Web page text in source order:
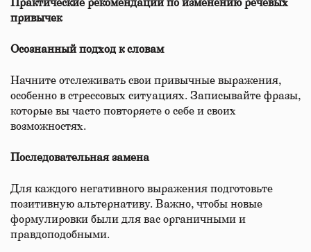
Практические рекомендации по изменению речевых
привычек
Осознанный подход к словам
Начните отслеживать свои привычные выражения,
особенно в стрессовых ситуациях. Записывайте фразы,
которые вы часто повторяете о себе и своих
возможностях.
Последовательная замена
Для каждого негативного выражения подготовьте
позитивную альтернативу. Важно, чтобы новые
формулировки были для вас органичными и
правдоподобными.